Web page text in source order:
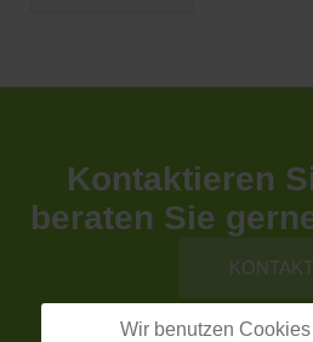
Kontaktieren
beraten Sie
KONTAKT
Wir benutzen Cookies